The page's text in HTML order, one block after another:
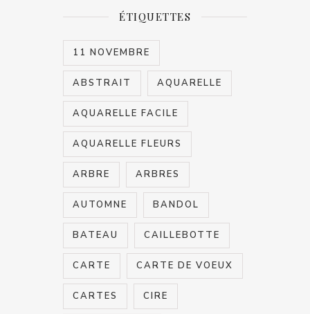
ÉTIQUETTES
11 NOVEMBRE
ABSTRAIT AQUARELLE
AQUARELLE FACILE
AQUARELLE FLEURS
ARBRE ARBRES
AUTOMNE BANDOL
BATEAU CAILLEBOTTE
CARTE CARTE DE VOEUX
CARTES CIRE